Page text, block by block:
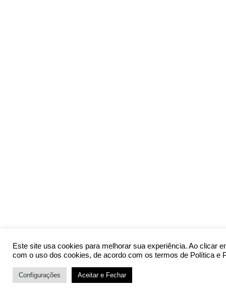
Este site usa cookies para melhorar sua experiência. Ao clicar
com o uso dos cookies, de acordo com os termos de Política e
Configurações Aceitar e Fechar